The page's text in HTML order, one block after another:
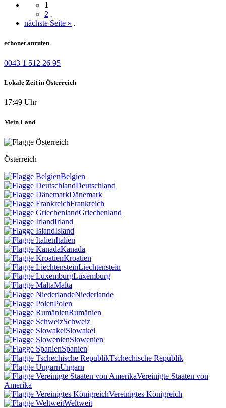
1
2 .
nächste Seite » .
echonet anrufen
0043 1 512 26 95
Lokale Zeit in Österreich
17:49 Uhr
Mein Land
Österreich
Belgien
Deutschland
Dänemark
Frankreich
Griechenland
Irland
Island
Italien
Kanada
Kroatien
Liechtenstein
Luxemburg
Malta
Niederlande
Polen
Rumänien
Schweiz
Slowakei
Slowenien
Spanien
Tschechische Republik
Ungarn
Vereinigte Staaten von
Amerika
Vereinigtes Königreich
Weltweit